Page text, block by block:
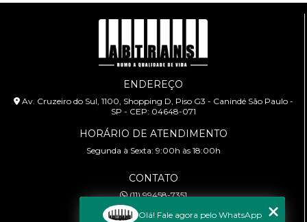
ENDEREÇO
Av. Cruzeiro do Sul, 1100, Shopping D, Piso G3 - Canindé São Paulo -
SP - CEP: 04648-071
HORÁRIO DE ATENDIMENTO
Segunda à Sexta: 9:00h às 18:00h
CONTATO
(11) 99458-7351
cursoabtrans@gmail.com
Olá! Fale agora pelo WhatsApp